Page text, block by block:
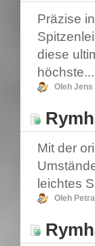
Präzise
diese
höchste...
Oleh
Mit der
leichtes
Oleh